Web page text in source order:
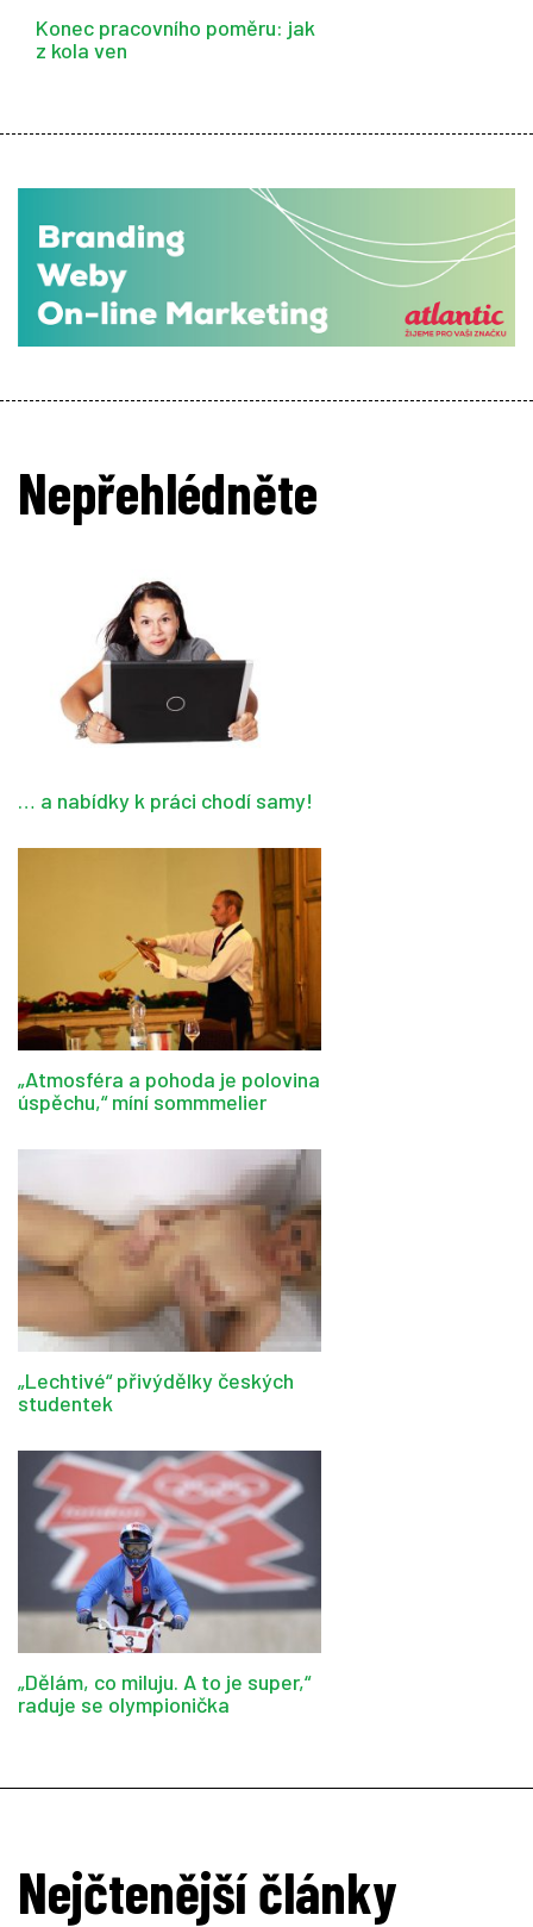
Konec pracovního poměru: jak
z kola ven
Nepřehlédněte
… a nabídky k práci chodí samy!
„Atmosféra a pohoda je polovina
úspěchu,“ míní sommmelier
„Lechtivé“ přivýdělky českých
studentek
„Dělám, co miluju. A to je super,“
raduje se olympionička
Nejčtenější články